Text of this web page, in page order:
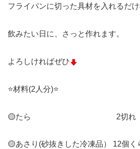
フライパンに切った具材を入れるだけ
飲みたい日に、さっと作れます。
よろしければぜひ
⭐️材料(2人分)⭐️
🟡たら 2切れ
🟡あさり(砂抜きした冷凍品） 12個く